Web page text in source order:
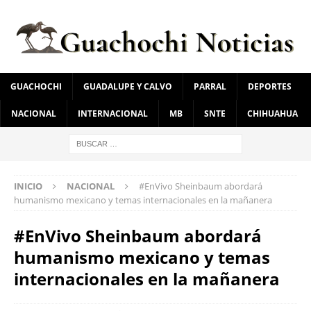
GUACHOCHI GUADALUPE Y CALVO PARRAL DEPORTES
NACIONAL INTERNACIONAL MB SNTE CHIHUAHUA
INICIO NACIONAL
#EnVivo Sheinbaum abordará
humanismo mexicano y temas internacionales en la mañanera
#EnVivo Sheinbaum abordará
humanismo mexicano y temas
internacionales en la mañanera